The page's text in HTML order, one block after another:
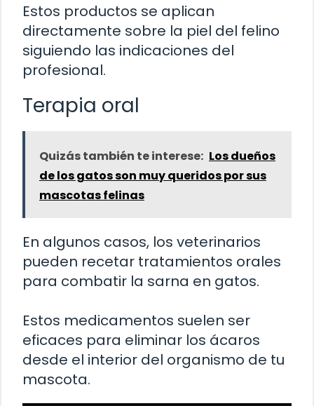
Estos productos se aplican
directamente sobre la piel del felino
siguiendo las indicaciones del
profesional.
Terapia oral
Quizás también te interese: Los dueños
de los gatos son muy queridos por sus
mascotas felinas
En algunos casos, los veterinarios
pueden recetar tratamientos orales
para combatir la sarna en gatos.
Estos medicamentos suelen ser
eficaces para eliminar los ácaros
desde el interior del organismo de tu
mascota.